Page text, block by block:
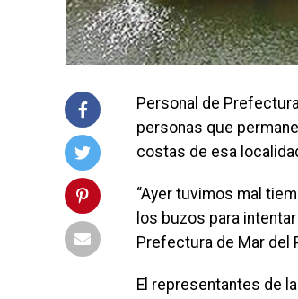
Personal de
personas que
costas de esa
“Ayer tuvimos mal
los buzos para
Prefectura de Mar del
El representantes de